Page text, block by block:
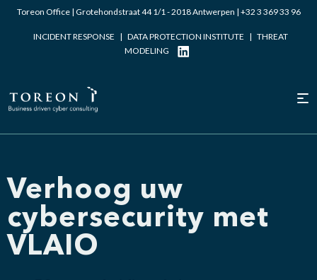
Toreon Office | Grotehondstraat 44 1/1 - 2018 Antwerpen | +32 3 369 33 96
INCIDENT RESPONSE | DATA PROTECTION INSTITUTE | THREAT
MODELING
Verhoog uw
cybersecurity met
VLAIO